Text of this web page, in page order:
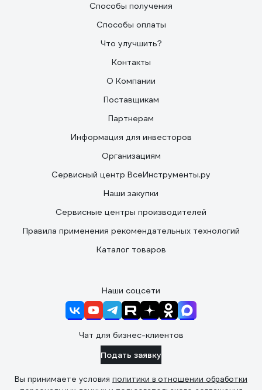
Способы получения
Способы оплаты
Что улучшить?
Контакты
О Компании
Поставщикам
Партнерам
Информация для инвесторов
Организациям
Сервисный центр ВсеИнструменты.ру
Наши закупки
Сервисные центры производителей
Правила применения рекомендательных технологий
Каталог товаров
Наши соцсети
Чат для бизнес-клиентов
Подать заявку
Вы принимаете условия политики в отношении обработки